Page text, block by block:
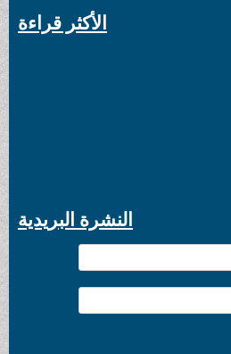
الأكثر قراءة
النشرة البريدية